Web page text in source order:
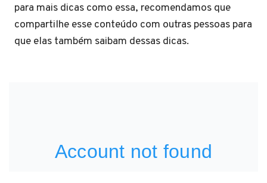
para mais dicas como essa, recomendamos que
compartilhe esse conteúdo com outras pessoas para
que elas também saibam dessas dicas.